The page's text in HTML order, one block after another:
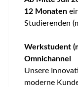
12 Monaten
Studierenden
Werkstudent
Omnichannel
Unsere
moderne